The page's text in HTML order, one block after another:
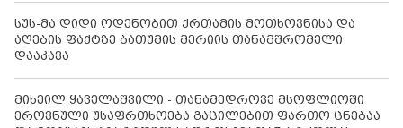
სუს-მა დიდი ოდენობით ქრთამის მოთხოვნისა და
აღების ფაქტზე ბათუმის მერიის თანამშრომელი
დააკავა
მიხეილ ყაველაშვილი - თანამედროვე მსოფლიოში
ეროვნული უსაფრთხოება გაცილებით ფართო ცნებაა